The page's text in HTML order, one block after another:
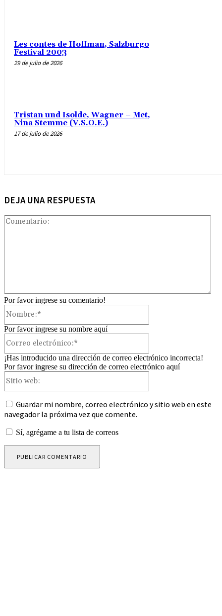
Les contes de Hoffman, Salzburgo
Festival 2003
29 de julio de 2026
Tristan und Isolde, Wagner – Met,
Nina Stemme (V.S.O.E.)
17 de julio de 2026
DEJA UNA RESPUESTA
Por favor ingrese su comentario!
Por favor ingrese su nombre aquí
¡Has introducido una dirección de correo electrónico incorrecta!
Por favor ingrese su dirección de correo electrónico aquí
Guardar mi nombre, correo electrónico y sitio web en este
navegador la próxima vez que comente.
Sí, agrégame a tu lista de correos